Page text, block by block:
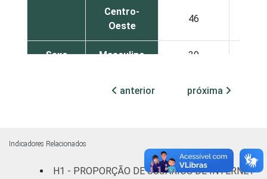
Centro-
Oeste
46
Sexo Masculino 39
Feminino
Fundamental 39 51
anterior próxima
Indicadores Relacionados
H1 - PROPORÇÃO DE USUÁRIOS DE INTERNET